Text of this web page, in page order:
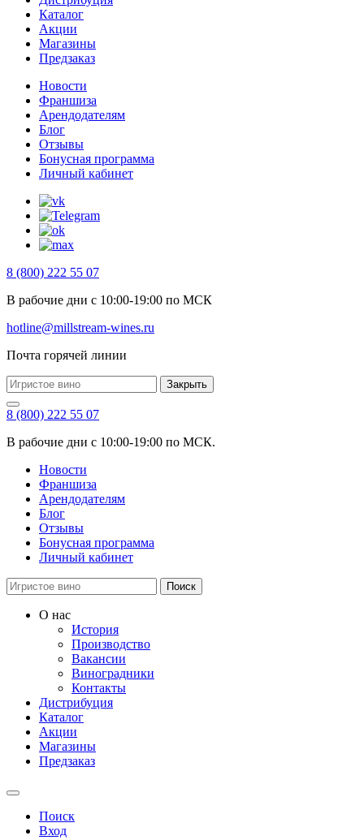
Каталог
Акции
Магазины
Предзаказ
Новости
Франшиза
Арендодателям
Блог
Отзывы
Бонусная программа
Личный кабинет
8 (800) 222 55 07
В рабочие дни с 10:00-19:00 по МСК
hotline@millstream-wines.ru
Почта горячей линии
Закрыть
8 (800) 222 55 07
В рабочие дни с 10:00-19:00 по МСК.
Новости
Франшиза
Арендодателям
Блог
Отзывы
Бонусная программа
Личный кабинет
Поиск
О нас
История
Производство
Вакансии
Виноградники
Контакты
Дистрибуция
Каталог
Акции
Магазины
Предзаказ
Поиск
Вход